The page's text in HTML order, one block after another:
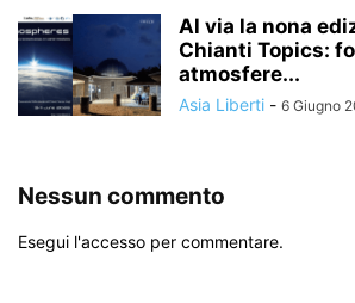
Al via la nona
Chianti Topics:
atmosfere...
Asia Liberti - 6 Giugno
Nessun commento
Esegui l'accesso per commentare.